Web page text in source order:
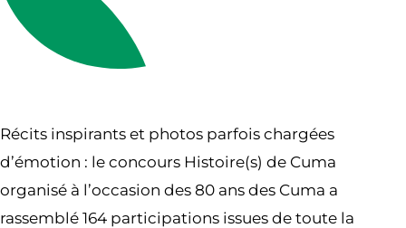
Récits inspirants et photos parfois chargées
d’émotion : le concours Histoire(s) de Cuma
organisé à l’occasion des 80 ans des Cuma a
rassemblé 164 participations issues de toute la